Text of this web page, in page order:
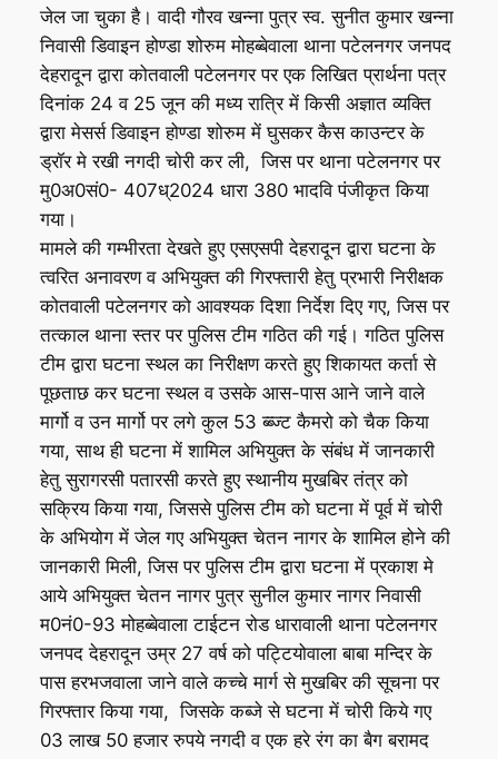
जेल जा चुका है। वादी गौरव खन्ना पुत्र स्व. सुनीत कुमार खन्ना
निवासी डिवाइन होण्डा शोरुम मोहब्बेवाला थाना पटेलनगर जनपद
देहरादून द्वारा कोतवाली पटेलनगर पर एक लिखित प्रार्थना पत्र
दिनांक 24 व 25 जून की मध्य रात्रि में किसी अज्ञात व्यक्ति
द्वारा मेसर्स डिवाइन होण्डा शोरुम में घुसकर कैस काउन्टर के
ड्रॉर मे रखी नगदी चोरी कर ली, जिस पर थाना पटेलनगर पर
मु0अ0सं0- 407ध्2024 धारा 380 भादवि पंजीकृत किया
गया।
मामले की गम्भीरता देखते हुए एसएसपी देहरादून द्वारा घटना के
त्वरित अनावरण व अभियुक्त की गिरफ्तारी हेतु प्रभारी निरीक्षक
कोतवाली पटेलनगर को आवश्यक दिशा निर्देश दिए गए, जिस पर
तत्काल थाना स्तर पर पुलिस टीम गठित की गई। गठित पुलिस
टीम द्वारा घटना स्थल का निरीक्षण करते हुए शिकायत कर्ता से
पूछताछ कर घटना स्थल व उसके आस-पास आने जाने वाले
मार्गो व उन मार्गो पर लगे कुल 53 ब्ब्ज्ट कैमरो को चैक किया
गया, साथ ही घटना में शामिल अभियुक्त के संबंध में जानकारी
हेतु सुरागरसी पतारसी करते हुए स्थानीय मुखबिर तंत्र को
सक्रिय किया गया, जिससे पुलिस टीम को घटना में पूर्व में चोरी
के अभियोग में जेल गए अभियुक्त चेतन नागर के शामिल होने की
जानकारी मिली, जिस पर पुलिस टीम द्वारा घटना में प्रकाश मे
आये अभियुक्त चेतन नागर पुत्र सुनील कुमार नागर निवासी
म0नं0-93 मोहब्बेवाला टाईटन रोड धारावाली थाना पटेलनगर
जनपद देहरादून उम्र 27 वर्ष को पट्टियोवाला बाबा मन्दिर के
पास हरभजवाला जाने वाले कच्चे मार्ग से मुखबिर की सूचना पर
गिरफ्तार किया गया, जिसके कब्जे से घटना में चोरी किये गए
03 लाख 50 हजार रुपये नगदी व एक हरे रंग का बैग बरामद